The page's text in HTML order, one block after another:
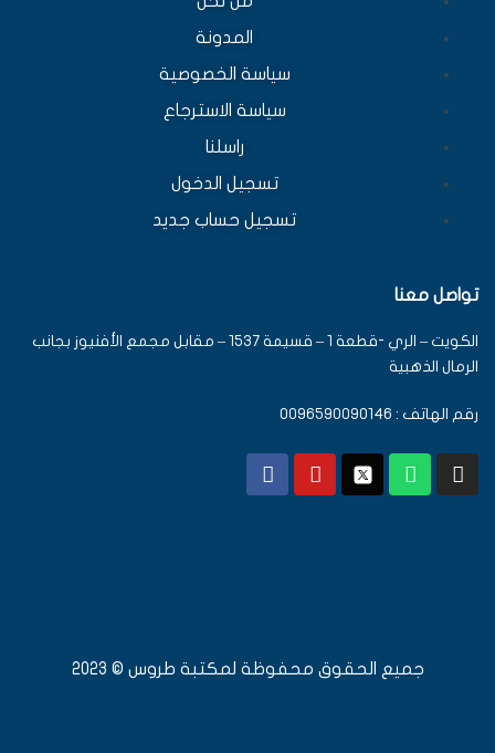
المدونة
سياسة الخصوصية
سياسة الاسترجاع
راسلنا
تسجيل الدخول
تسجيل حساب جديد
تواصل معنا
الكويت – الري -قطعة 1 – قسيمة 1537 – مقابل مجمع الأفنيوز بجانب
الرمال الذهبية
رقم الهاتف : 0096590090146
جميع الحقوق محفوظة لمكتبة طروس © 2023